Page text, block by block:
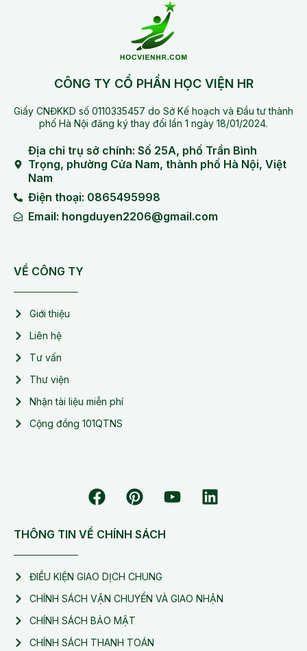
CÔNG TY CỔ PHẦN HỌC VIỆN HR
Giấy CNĐKKD số 0110335457 do Sở Kế hoạch và Đầu tư thành
phố Hà Nội đăng ký thay đổi lần 1 ngày 18/01/2024.
Địa chỉ trụ sở chính: Số 25A, phố Trần Bình
Trọng, phường Cửa Nam, thành phố Hà Nội, Việt
Nam
Điện thoại: 0865495998
Email: hongduyen2206@gmail.com
VỀ CÔNG TY
Giới thiệu
Liên hệ
Tư vấn
Thư viện
Nhận tài liệu miễn phí
Cộng đồng 101QTNS
THÔNG TIN VỀ CHÍNH SÁCH
ĐIỀU KIỆN GIAO DỊCH CHUNG
CHÍNH SÁCH VẬN CHUYỂN VÀ GIAO NHẬN
CHÍNH SÁCH BẢO MẬT
CHÍNH SÁCH THANH TOÁN